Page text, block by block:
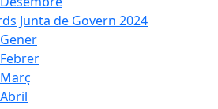
Junta de Govern 2024
Gener
Febrer
Març
Abril